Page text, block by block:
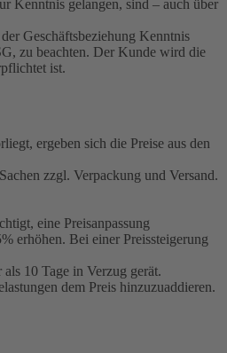
Kenntnis gelangen, sind – auch über
Geschäftsbeziehung Kenntnis
zu beachten. Der Kunde wird die
ist.
ergeben sich die Preise aus den
zzgl. Verpackung und Versand.
eine Preisanpassung
erhöhen. Bei einer Preissteigerung
10 Tage in Verzug gerät.
dem Preis hinzuzuaddieren.